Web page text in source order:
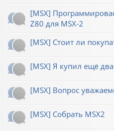
[MSX]
Z80 для MSX-2
[MSX] Стоит ли
[MSX] Я купил ещё
[MSX] Вопрос
[MSX] Собрать MSX2